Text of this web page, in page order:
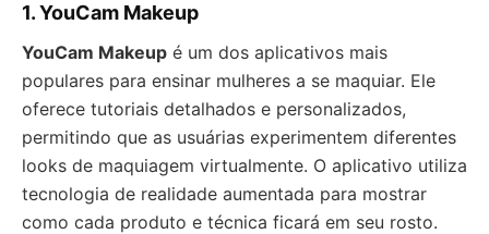
1. YouCam Makeup
YouCam Makeup é um dos aplicativos mais
populares para ensinar mulheres a se maquiar. Ele
oferece tutoriais detalhados e personalizados,
permitindo que as usuárias experimentem diferentes
looks de maquiagem virtualmente. O aplicativo utiliza
tecnologia de realidade aumentada para mostrar
como cada produto e técnica ficará em seu rosto.